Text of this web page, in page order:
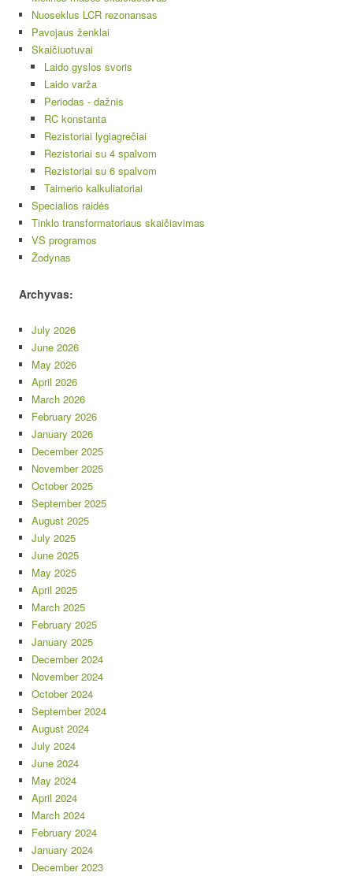
Nuoseklus LCR rezonansas
Pavojaus ženklai
Skaičiuotuvai
Laido gyslos svoris
Laido varža
Periodas - dažnis
RC konstanta
Rezistoriai lygiagrečiai
Rezistoriai su 4 spalvom
Rezistoriai su 6 spalvom
Taimerio kalkuliatoriai
Specialios raidės
Tinklo transformatoriaus skaičiavimas
VS programos
Žodynas
Archyvas:
July 2026
June 2026
May 2026
April 2026
March 2026
February 2026
January 2026
December 2025
November 2025
October 2025
September 2025
August 2025
July 2025
June 2025
May 2025
April 2025
March 2025
February 2025
January 2025
December 2024
November 2024
October 2024
September 2024
August 2024
July 2024
June 2024
May 2024
April 2024
March 2024
February 2024
January 2024
December 2023